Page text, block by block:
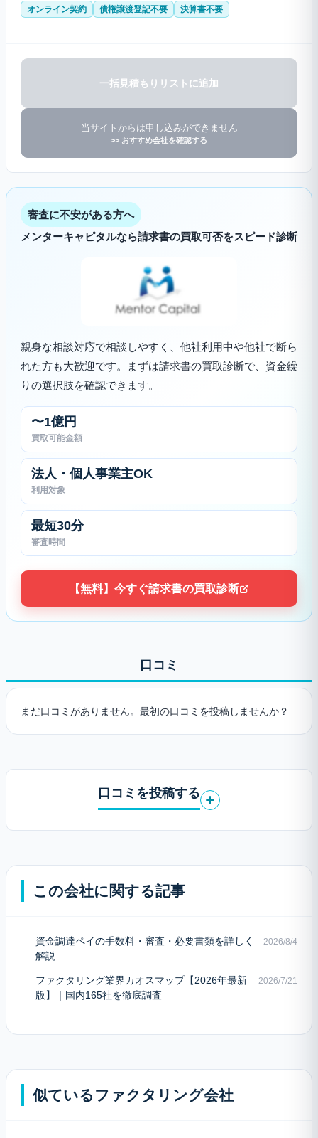
オンライン契約 債権譲渡登記不要 決算書不要
一括見積もりリストに追加
当サイトからは申し込みができません
>> おすすめ会社を確認する
審査に不安がある方へ
メンターキャピタルなら請求書の買取可否をスピード診断
親身な相談対応で相談しやすく、他社利用中や他社で断ら
れた方も大歓迎です。まずは請求書の買取診断で、資金繰
りの選択肢を確認できます。
〜1億円
買取可能金額
法人・個人事業主OK
利用対象
最短30分
審査時間
【無料】今すぐ請求書の買取診断
口コミ
まだ口コミがありません。最初の口コミを投稿しませんか？
口コミを投稿する
この会社に関する記事
資金調達ペイの手数料・審査・必要書類を詳しく
解説
2026/8/4
ファクタリング業界カオスマップ【2026年最新
版】｜国内165社を徹底調査
2026/7/21
似ているファクタリング会社